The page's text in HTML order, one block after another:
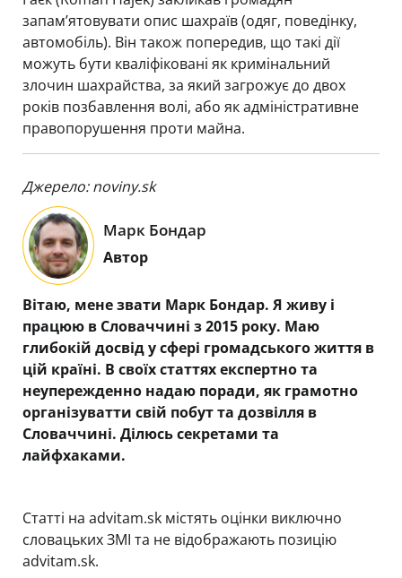
запам’ятовувати опис шахраїв (одяг, поведінку,
автомобіль). Він також попередив, що такі дії
можуть бути кваліфіковані як кримінальний
злочин шахрайства, за який загрожує до двох
років позбавлення волі, або як адміністративне
правопорушення проти майна.
Джерело: noviny.sk
Марк Бондар
Автор
Вітаю, мене звати Марк Бондар. Я живу і
працюю в Словаччині з 2015 року. Маю
глибокій досвід у сфері громадського життя в
цій країні. В своїх статтях експертно та
неупережденно надаю поради, як грамотно
організуватти свій побут та дозвілля в
Словаччині. Ділюсь секретами та
лайфхаками.
Статті на advitam.sk містять оцінки виключно
словацьких ЗМІ та не відображають позицію
advitam.sk.